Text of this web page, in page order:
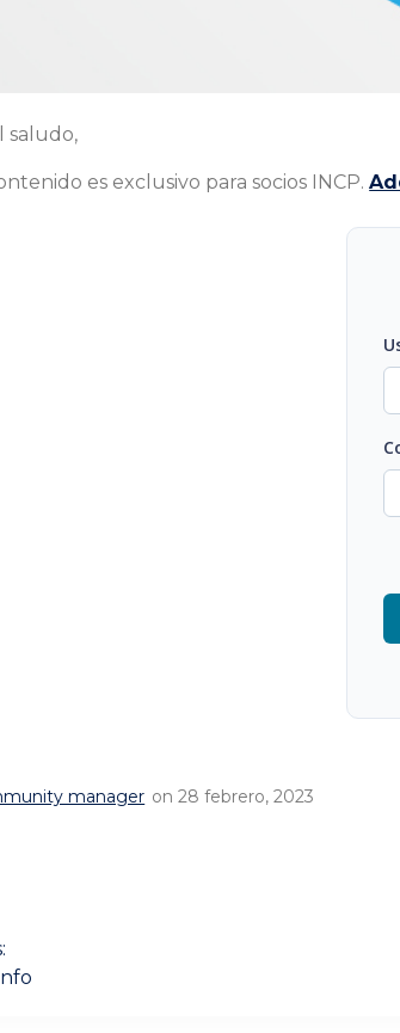
saludo,
es exclusivo para socios INCP.
manager on 28 febrero, 2023